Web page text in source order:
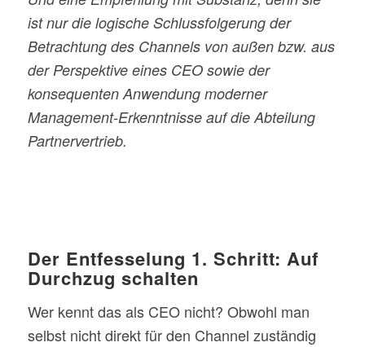
ist nur die logische Schlussfolgerung der
Betrachtung des Channels von außen bzw. aus
der Perspektive eines CEO sowie der
konsequenten Anwendung moderner
Management-Erkenntnisse auf die Abteilung
Partnervertrieb.
Der Entfesselung 1. Schritt: Auf
Durchzug schalten
Wer kennt das als CEO nicht? Obwohl man
selbst nicht direkt für den Channel zuständig